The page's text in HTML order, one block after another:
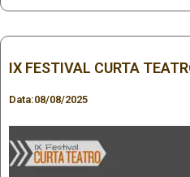
IX FESTIVAL CURTA
Data:08/08/2025